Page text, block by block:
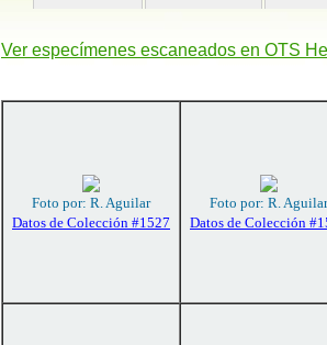
Ver especímenes escaneados en OTS
Foto por: R. Aguilar
Datos de Colección #1527
Foto por: R. Aguilar
Datos de Colección